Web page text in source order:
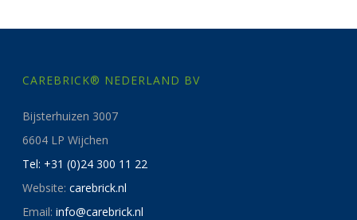
CAREBRICK® NEDERLAND BV
Bijsterhuizen 3007
6604 LP Wijchen
Tel: +31 (0)24 300 11 22
Website:carebrick.nl
Email:info@carebrick.nl